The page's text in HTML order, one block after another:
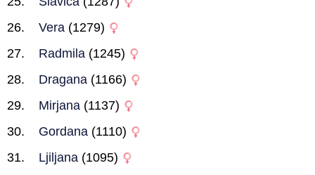
Vera (1279)
Radmila (1245)
Dragana (1166)
Mirjana (1137)
Gordana (1110)
Ljiljana (1095)